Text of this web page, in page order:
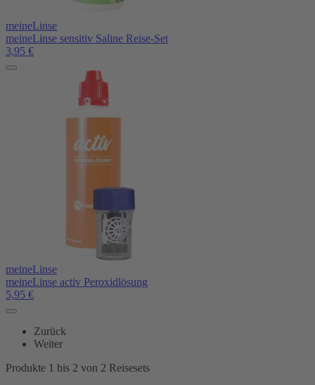
meineLinse
meineLinse sensitiv Saline Reise-Set
3,95 €
meineLinse
meineLinse activ Peroxidlösung
5,95 €
Zurück
Weiter
Produkte 1 bis 2 von 2 Reisesets